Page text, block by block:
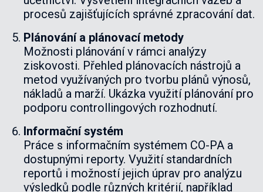
procesů zajišťujících správné zpracování dat.
Plánování a plánovací metody
Možnosti plánování v rámci analýzy
ziskovosti. Přehled plánovacích nástrojů a
metod využívaných pro tvorbu plánů výnosů,
nákladů a marží. Ukázka využití plánování pro
podporu controllingových rozhodnutí.
Informační systém
Práce s informačním systémem CO-PA a
dostupnými reporty. Využití standardních
reportů i možností jejich úprav pro analýzu
výsledků podle různých kritérií, například